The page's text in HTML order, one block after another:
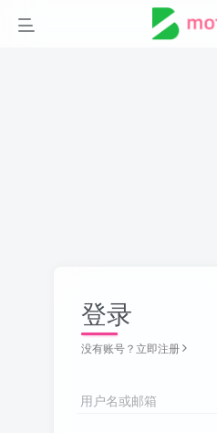
登录
没有账号？立即注册
用户名或邮箱